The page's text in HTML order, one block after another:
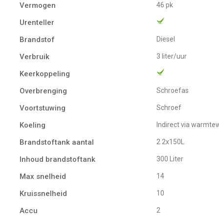
Vermogen 46 pk
Urenteller
Brandstof
Diesel
Verbruik 3 liter/uur
Keerkoppeling
Overbrenging
Schroefas
Voortstuwing schroef
Koeling indirect via
Brandstoftank aantal 2 2x150L
Inhoud brandstoftank 300 Liter
Max snelheid 14
Kruissnelheid 10
Accu 2